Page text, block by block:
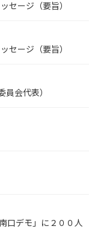
セージ（要旨）
セージ（要旨）
会代表）
口デモ」に２００人